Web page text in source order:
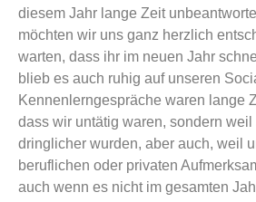
diesem Jahr lange Zeit
möchten wir uns ganz herzlich
warten, dass ihr im neuen Jahr
blieb es auch ruhig auf unseren
Kennenlerngespräche waren lange
dass wir untätig waren, sondern
dringlicher wurden, aber auch, weil
beruflichen oder privaten
auch wenn es nicht im gesamten